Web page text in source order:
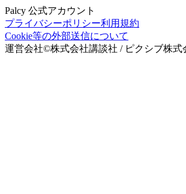
Palcy 公式アカウント
プライバシーポリシー利用規約
Cookie等の外部送信について
運営会社©株式会社講談社 / ピクシブ株式